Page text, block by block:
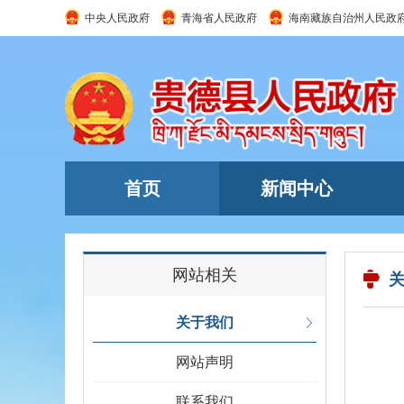
中央人民政府 青海省人民政府 海南藏族自治州人民政
首页 新闻中心
网站相关
关于我们
网站声明